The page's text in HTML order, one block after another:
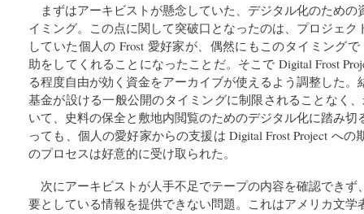
まずはアーキビストが懸念していた、デジタル化のため
イミング。この点に関して突破口となったのは、プロジェ
していた個人の Frost 愛好家が、偶然にもこのタイミングで
助をしてくれることになったことだ。そこで Digital Frost
る程度自由が効く資金をアーカイブが使えるよう調整した
基金が設ける一般公開のタイミングに制限されることなく
いて、史料の保全と敷地内閲覧のためのデジタル化に踏み
っても、個人の愛好家からの支援は Digital Frost Project へ
のプロセスは好意的に受け取られた。
次にアーキビストが人手不足でテープの内容を確認でき
要としている情報を提供できない問題。これはアメリカ文学